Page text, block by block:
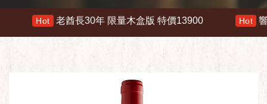
老酋長30年 限量木盒版 特價13900 響 30